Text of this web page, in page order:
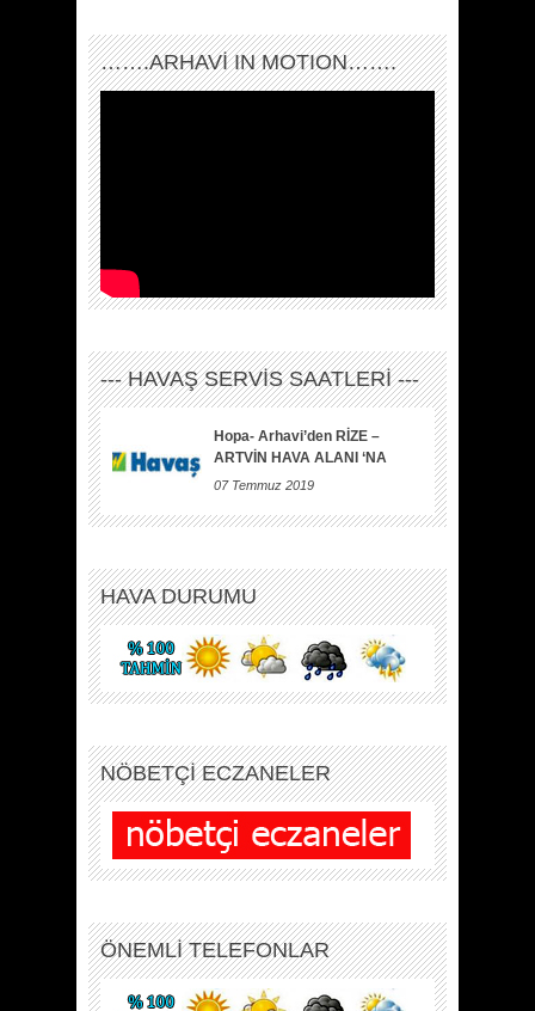
…….ARHAVI IN MOTION…….
--- HAVAŞ SERVİS SAATLERİ ---
Hopa- Arhavi’den RİZE –
ARTVİN HAVA ALANI ‘NA
07 Temmuz 2019
HAVA DURUMU
NÖBETÇİ ECZANELER
ÖNEMLİ TELEFONLAR